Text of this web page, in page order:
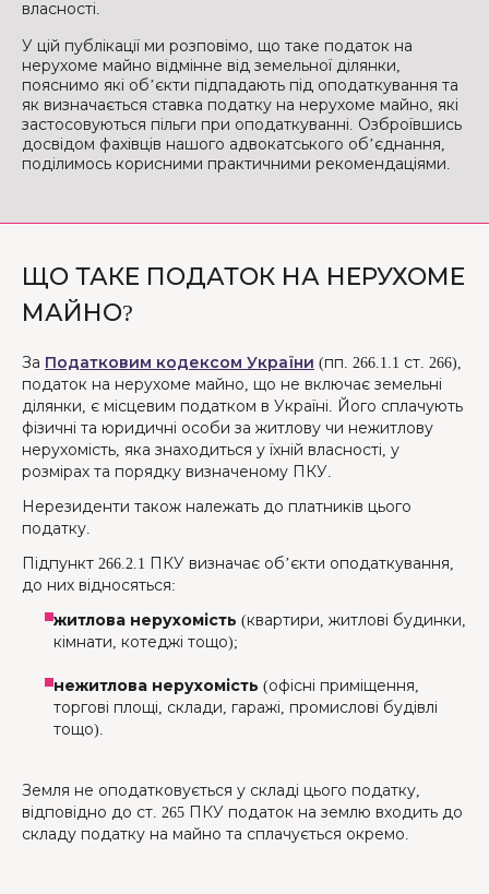
власності.
У цій публікації ми розповімо, що таке податок на
нерухоме майно відмінне від земельної ділянки,
пояснимо які об’єкти підпадають під оподаткування та
як визначається ставка податку на нерухоме майно, які
застосовуються пільги при оподаткуванні. Озброївшись
досвідом фахівців нашого адвокатського об’єднання,
поділимось корисними практичними рекомендаціями.
ЩО ТАКЕ ПОДАТОК НА НЕРУХОМЕ
МАЙНО?
За Податковим кодексом України (пп. 266.1.1 ст. 266),
податок на нерухоме майно, що не включає земельні
ділянки, є місцевим податком в Україні. Його сплачують
фізичні та юридичні особи за житлову чи нежитлову
нерухомість, яка знаходиться у їхній власності, у
розмірах та порядку визначеному ПКУ.
Нерезиденти також належать до платників цього
податку.
Підпункт 266.2.1 ПКУ визначає об’єкти оподаткування,
до них відносяться:
житлова нерухомість (квартири, житлові будинки,
кімнати, котеджі тощо);
нежитлова нерухомість (офісні приміщення,
торгові площі, склади, гаражі, промислові будівлі
тощо).
Земля не оподатковується у складі цього податку,
відповідно до ст. 265 ПКУ податок на землю входить до
складу податку на майно та сплачується окремо.